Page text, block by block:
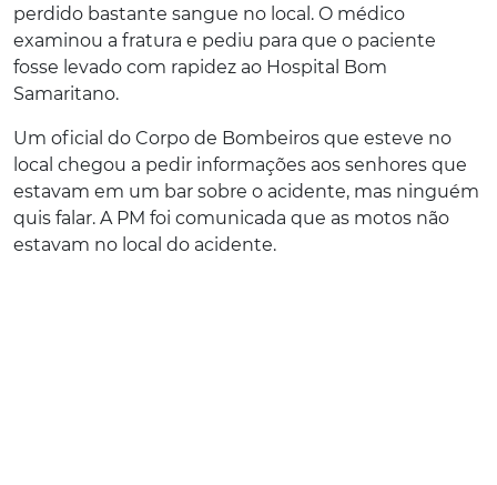
perdido bastante sangue no local. O médico
examinou a fratura e pediu para que o paciente
fosse levado com rapidez ao Hospital Bom
Samaritano.
Um oficial do Corpo de Bombeiros que esteve no
local chegou a pedir informações aos senhores que
estavam em um bar sobre o acidente, mas ninguém
quis falar. A PM foi comunicada que as motos não
estavam no local do acidente.